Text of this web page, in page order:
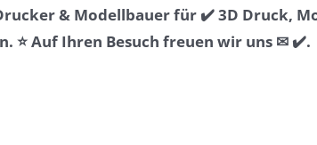
& Modellbauer für ✔️ 3D Druck,
Auf Ihren Besuch freuen wir uns ✉ ✔️.